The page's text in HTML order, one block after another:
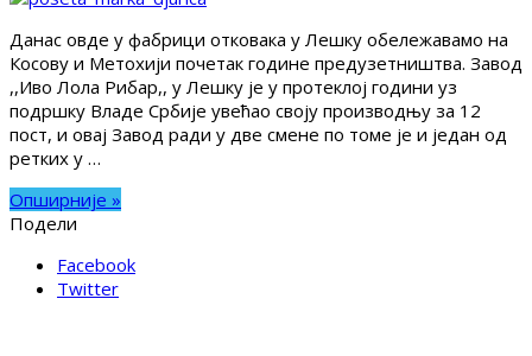
Данас овде у фабрици отковака у Лешку обележавамо на
Косову и Метохији почетак године предузетништва. Завод
,,Иво Лола Рибар,, у Лешку је у протеклој години уз
подршку Владе Србије увећао своју производњу за 12
пост, и овај Завод ради у две смене по томе је и један од
ретких у …
Опширније »
Подели
Facebook
Twitter